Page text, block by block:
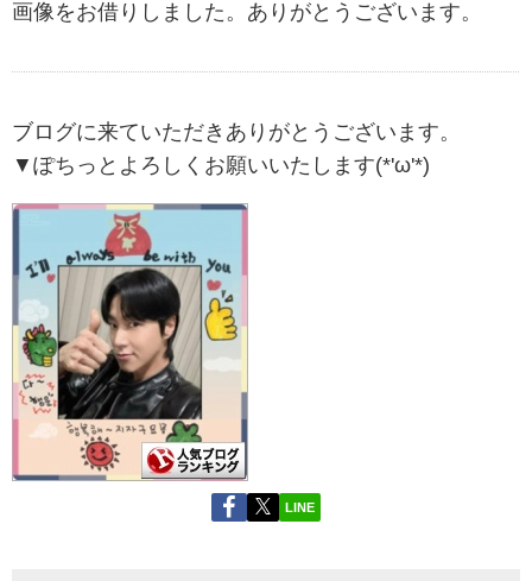
画像をお借りしました。ありがとうございます。
ブログに来ていただきありがとうございます。
▼ぽちっとよろしくお願いいたします(*'ω'*)
LINE